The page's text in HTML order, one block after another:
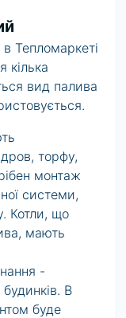
Тепломаркеті
кілька
вид палива
торфу,
монтаж
системи,
Котли, що
мають
-
В
буде